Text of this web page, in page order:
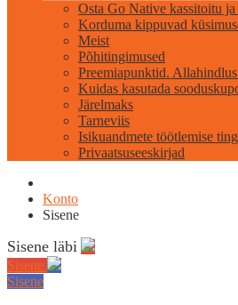
Osta Go Native kassitoitu
Korduma kippuvad
Meist
Põhitingimused
Preemiapunktid.
Kuidas kasutada
Järelmaks
Tarneviis
Isikuandmete töötlemise
Privaatsuseeskirjad
Konto
Sisene
Sisene läbi
Sisene
Sisene